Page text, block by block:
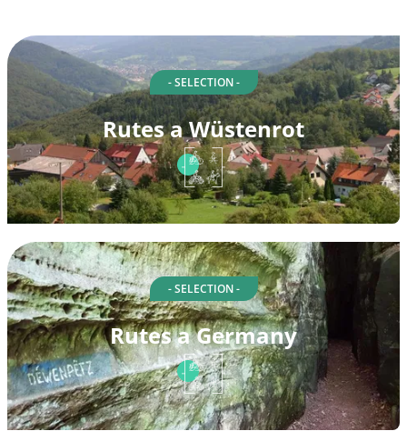
- SELECTION -
Rutes a Wüstenrot
- SELECTION -
Rutes a Germany